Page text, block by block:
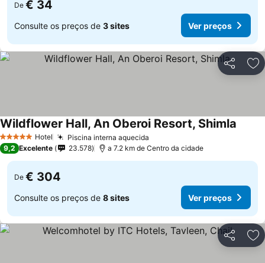
De € 34
Consulte os preços de 3 sites Ver preços
Partilhar
5 Estrelas Hotel Piscina interna aquecida
Wildflower Hall, An Oberoi Resort, Shimla
9,2 Excelente 23.578 a 7.2 km de Centro da cidade
De € 304
Consulte os preços de 8 sites Ver preços
Partilhar